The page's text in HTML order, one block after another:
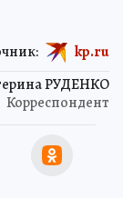
РУДЕНКО
Корреспондент
kp.ru